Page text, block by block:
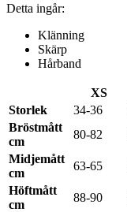
Detta ingår:
Klänning
Skärp
Hårband
XS
Storlek
34-36
Bröstmått
cm
80-82
Midjemått
cm
63-65
Höftmått
cm
88-90